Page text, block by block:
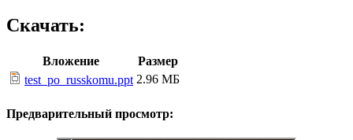
Скачать:
Вложение
Размер
test_po_russkomu.ppt 2.96 МБ
Предварительный просмотр: